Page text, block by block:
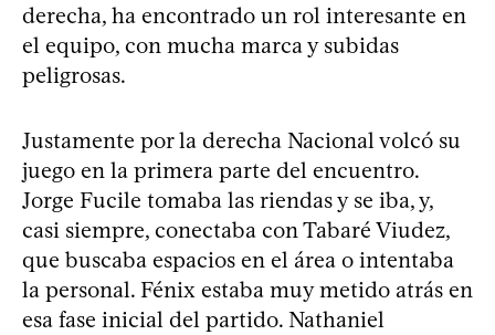
derecha, ha encontrado un rol interesante en
el equipo, con mucha marca y subidas
peligrosas.
Justamente por la derecha Nacional volcó su
juego en la primera parte del encuentro.
Jorge Fucile tomaba las riendas y se iba, y,
casi siempre, conectaba con Tabaré Viudez,
que buscaba espacios en el área o intentaba
la personal. Fénix estaba muy metido atrás en
esa fase inicial del partido. Nathaniel